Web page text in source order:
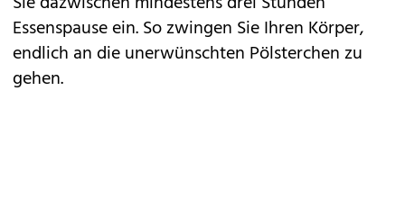
Essenspause ein. So zwingen Sie Ihren Körper,
endlich an die unerwünschten Pölsterchen zu
gehen.